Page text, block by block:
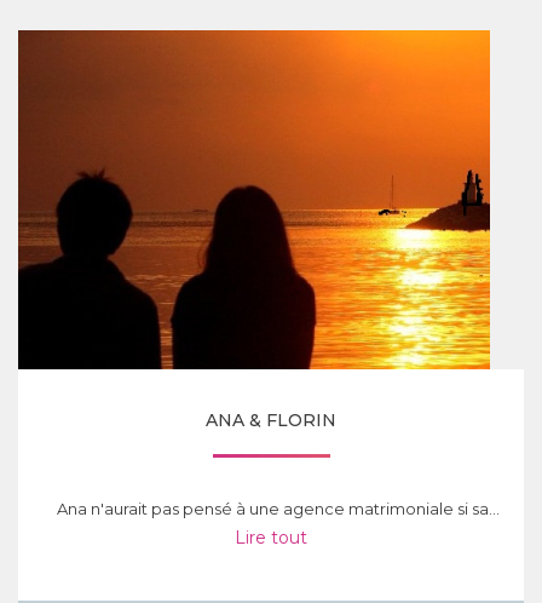
ANA & FLORIN
Ana n'aurait pas pensé à une agence matrimoniale si sa...
Lire tout